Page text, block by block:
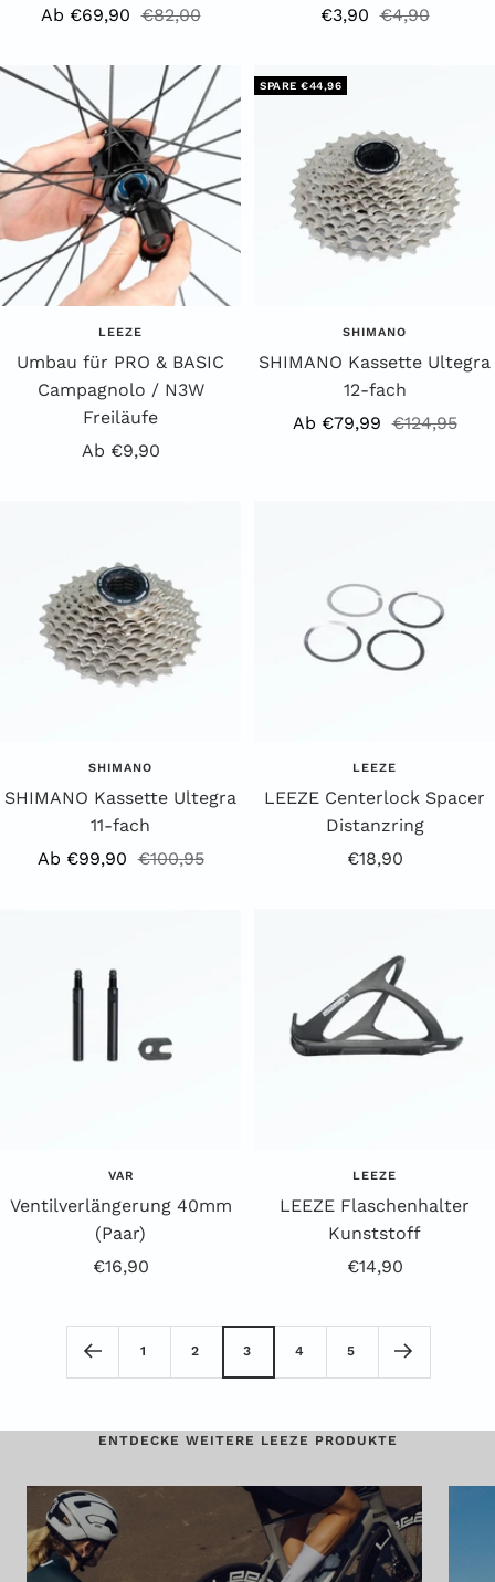
Angebotspreis
Ab €69,90 Regulärer
€82,00
Angebotspreis
€3,90 Regulärer
€4,90
LEEZE
Umbau für PRO & BASIC
Campagnolo / N3W
Freiläufe
Angebotspreis
Ab €9,90
SPARE €44,96
SHIMANO
SHIMANO Kassette Ultegra
12-fach
Angebotspreis
Ab €79,99 Regulärer
€124,95
SHIMANO
SHIMANO Kassette Ultegra
11-fach
Angebotspreis
Ab €99,90 Regulärer
€100,95
LEEZE
LEEZE Centerlock Spacer
Distanzring
Angebotspreis
€18,90
VAR
Ventilverlängerung 40mm
(Paar)
Angebotspreis
€16,90
LEEZE
LEEZE Flaschenhalter
Kunststoff
Angebotspreis
€14,90
1 2 3 4 5
ENTDECKE WEITERE LEEZE PRODUKTE